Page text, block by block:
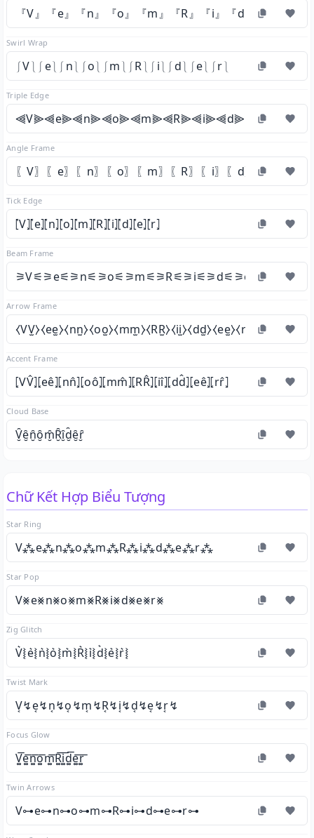
『V』『e』『n』『o』『m』『R』『i』『d』『e』『r』
Swirl Wrap
⎰V⎱⎰e⎱⎰n⎱⎰o⎱⎰m⎱⎰R⎱⎰i⎱⎰d⎱⎰e⎱⎰r⎱
Triple Edge
⫷V⫸⫷e⫸⫷n⫸⫷o⫸⫷m⫸⫷R⫸⫷i⫸⫷d⫸⫷e⫸⫷r⫸
Angle Frame
〖V〗〖e〗〖n〗〖o〗〖m〗〖R〗〖i〗〖d〗〖e〗〖r〗
Tick Edge
⦍V⦎⦍e⦎⦍n⦎⦍o⦎⦍m⦎⦍R⦎⦍i⦎⦍d⦎⦍e⦎⦍r⦎
Beam Frame
⚞V⚟⚞e⚟⚞n⚟⚞o⚟⚞m⚟⚞R⚟⚞i⚟⚞d⚟⚞e⚟⚞r⚟
Arrow Frame
⧼VV̫⧽⧼ee̫⧽⧼nn̫⧽⧼oo̫⧽⧼mm̫⧽⧼RR̫⧽⧼ii̫⧽⧼dd̫⧽⧼ee̫⧽⧼rr̫⧽
Accent Frame
⦏VV̂⦎⦏eê⦎⦏nn̂⦎⦏oô⦎⦏mm̂⦎⦏RR̂⦎⦏iî⦎⦏dd̂⦎⦏eê⦎⦏rr̂⦎
Cloud Base
V̮̑ȇ̮n̮̑ȏ̮m̮̑Ȓ̮ȋ̮d̮̑ȇ̮ȓ̮
Chữ Kết Hợp Biểu Tượng
Star Ring
V⁂e⁂n⁂o⁂m⁂R⁂i⁂d⁂e⁂r⁂
Star Pop
V⨳e⨳n⨳o⨳m⨳R⨳i⨳d⨳e⨳r⨳
Zig Glitch
V͛⦚e͛⦚n͛⦚o͛⦚m͛⦚R͛⦚i͛⦚d͛⦚e͛⦚r͛⦚
Twist Mark
V͔↯e͔↯n͔↯o͔↯m͔↯R͔↯i͔↯d͔↯e͔↯r͔↯
Focus Glow
V͚͞e͚͞n͚͞o͚͞m͚͞R͚͞i͚͞d͚͞e͚͞r͚͞
Twin Arrows
V⊶e⊶n⊶o⊶m⊶R⊶i⊶d⊶e⊶r⊶